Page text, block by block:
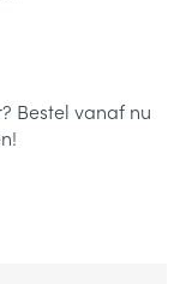
Bestel vanaf nu